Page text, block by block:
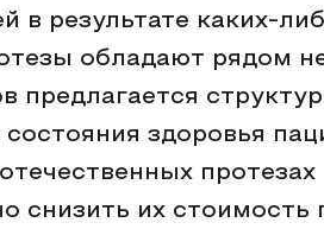
в результате каких-
обладают рядом
предлагается
состояния здоровья
снизить их